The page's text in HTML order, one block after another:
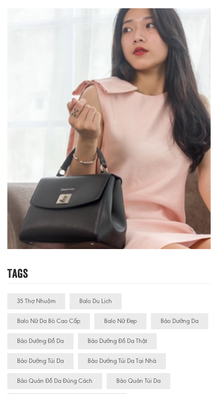
Tags
35 Thợ Nhuộm Balo Du Lịch
Balo Nữ Da Bò Cao Cấp Balo Nữ Đẹp Bảo Dưỡng Da
Bảo Dưỡng Đồ Da Bảo Dưỡng Đồ Da Thật
Bảo Dưỡng Túi Da Bảo Dưỡng Túi Da Tại Nhà
Bảo Quản Đồ Da Đúng Cách Bảo Quản Túi Da